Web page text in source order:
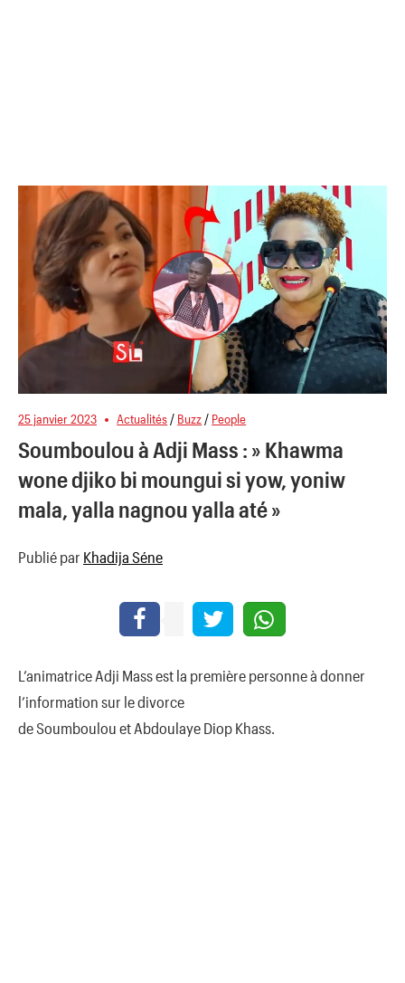
25 janvier 2023 Actualités / Buzz / People
Soumboulou à Adji Mass : » Khawma
wone djiko bi moungui si yow, yoniw
mala, yalla nagnou yalla até »
Publié par Khadija Séne
L’animatrice Adji Mass est la première personne à donner
l’information sur le divorce
de Soumboulou et Abdoulaye Diop Khass.